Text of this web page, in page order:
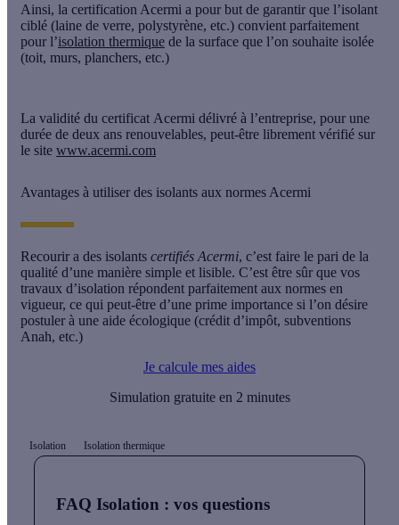
Ainsi, la certification Acermi a pour but de garantir que l’isolant
ciblé (laine de verre, polystyrène, etc.) convient parfaitement
pour l’isolation thermique de la surface que l’on souhaite isolée
(toit, murs, planchers, etc.)
La validité du certificat Acermi délivré à l’entreprise, pour une
durée de deux ans renouvelables, peut-être librement vérifié sur
le site www.acermi.com
Avantages à utiliser des isolants aux normes Acermi
Recourir a des isolants certifiés Acermi, c’est faire le pari de la
qualité d’une manière simple et lisible. C’est être sûr que vos
travaux d’isolation répondent parfaitement aux normes en
vigueur, ce qui peut-être d’une prime importance si l’on désire
postuler à une aide écologique (crédit d’impôt, subventions
Anah, etc.)
Je calcule mes aides
Simulation gratuite en 2 minutes
Isolation Isolation thermique
FAQ Isolation : vos questions